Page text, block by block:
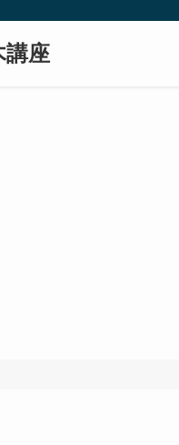
講座